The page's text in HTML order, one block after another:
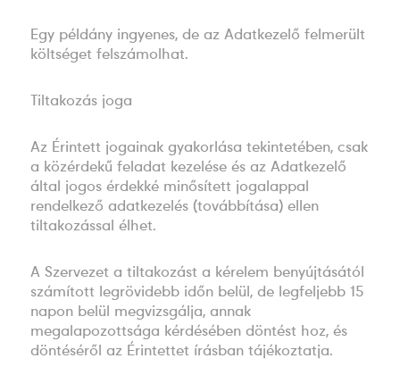
Egy példány ingyenes, de az Adatkezelő felmerült
költséget felszámolhat.
Tiltakozás joga
Az Érintett jogainak gyakorlása tekintetében, csak
a közérdekű feladat kezelése és az Adatkezelő
által jogos érdekké minősített jogalappal
rendelkező adatkezelés (továbbítása) ellen
tiltakozással élhet.
A Szervezet a tiltakozást a kérelem benyújtásától
számított legrövidebb időn belül, de legfeljebb 15
napon belül megvizsgálja, annak
megalapozottsága kérdésében döntést hoz, és
döntéséről az Érintettet írásban tájékoztatja.